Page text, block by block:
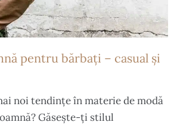
pentru bărbați – casual și
noi tendințe în materie de modă
Găsește-ți stilul